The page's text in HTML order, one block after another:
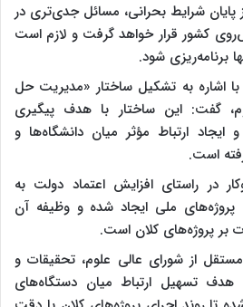
شرایط بحرانی، مسائل جدی‌تری در
کشور قرار خواهد گرفت و لازم است
برنامه‌ریزی شود.
اشاره به تشکیل ساختار «مدیریت حل
گفت: این ساختار با هدف پیگیری
ارتباط مؤثر میان دانشگاه‌ها و
است.
در راستای افزایش اعتماد دولت به
پروژه‌های ملی ایجاد شده و وظیفه آن
بر پروژه‌های کلان است.
از شورای عالی علوم، تحقیقات و
تسهیل ارتباط میان دستگاه‌های